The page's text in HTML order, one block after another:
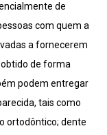
de
com quem a
a fornecerem
de forma
podem entregar
tais como
ortodôntico; dente